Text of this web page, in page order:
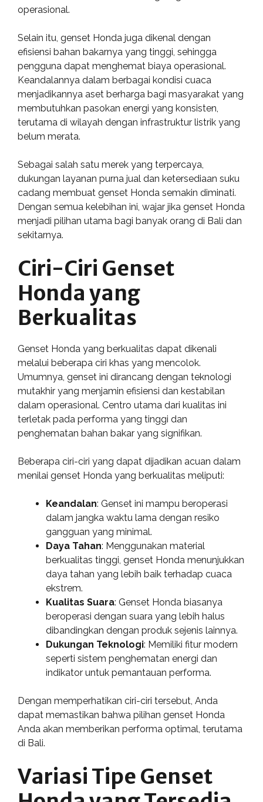
operasional.
Selain itu, genset Honda juga dikenal dengan
efisiensi bahan bakarnya yang tinggi, sehingga
pengguna dapat menghemat biaya operasional.
Keandalannya dalam berbagai kondisi cuaca
menjadikannya aset berharga bagi masyarakat yang
membutuhkan pasokan energi yang konsisten,
terutama di wilayah dengan infrastruktur listrik yang
belum merata.
Sebagai salah satu merek yang terpercaya,
dukungan layanan purna jual dan ketersediaan suku
cadang membuat genset Honda semakin diminati.
Dengan semua kelebihan ini, wajar jika genset Honda
menjadi pilihan utama bagi banyak orang di Bali dan
sekitarnya.
Ciri-Ciri Genset
Honda yang
Berkualitas
Genset Honda yang berkualitas dapat dikenali
melalui beberapa ciri khas yang mencolok.
Umumnya, genset ini dirancang dengan teknologi
mutakhir yang menjamin efisiensi dan kestabilan
dalam operasional. Centro utama dari kualitas ini
terletak pada performa yang tinggi dan
penghematan bahan bakar yang signifikan.
Beberapa ciri-ciri yang dapat dijadikan acuan dalam
menilai genset Honda yang berkualitas meliputi:
Keandalan: Genset ini mampu beroperasi
dalam jangka waktu lama dengan resiko
gangguan yang minimal.
Daya Tahan: Menggunakan material
berkualitas tinggi, genset Honda menunjukkan
daya tahan yang lebih baik terhadap cuaca
ekstrem.
Kualitas Suara: Genset Honda biasanya
beroperasi dengan suara yang lebih halus
dibandingkan dengan produk sejenis lainnya.
Dukungan Teknologi: Memiliki fitur modern
seperti sistem penghematan energi dan
indikator untuk pemantauan performa.
Dengan memperhatikan ciri-ciri tersebut, Anda
dapat memastikan bahwa pilihan genset Honda
Anda akan memberikan performa optimal, terutama
di Bali.
Variasi Tipe Genset